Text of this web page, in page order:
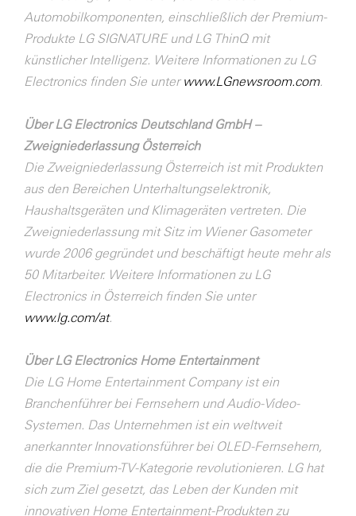
Automobilkomponenten, einschließlich der Premium-
Produkte LG SIGNATURE und LG ThinQ mit
künstlicher Intelligenz. Weitere Informationen zu LG
Electronics finden Sie unter www.LGnewsroom.com.
Über LG Electronics Deutschland GmbH –
Zweigniederlassung Österreich
Die Zweigniederlassung Österreich ist mit Produkten
aus den Bereichen Unterhaltungselektronik,
Haushaltsgeräten und Klimageräten vertreten. Die
Zweigniederlassung mit Sitz im Wiener Gasometer
wurde 2006 gegründet und beschäftigt heute mehr als
50 Mitarbeiter. Weitere Informationen zu LG
Electronics in Österreich finden Sie unter
www.lg.com/at.
Über LG Electronics Home Entertainment
Die LG Home Entertainment Company ist ein
Branchenführer bei Fernsehern und Audio-Video-
Systemen. Das Unternehmen ist ein weltweit
anerkannter Innovationsführer bei OLED-Fernsehern,
die die Premium-TV-Kategorie revolutionieren. LG hat
sich zum Ziel gesetzt, das Leben der Kunden mit
innovativen Home Entertainment-Produkten zu